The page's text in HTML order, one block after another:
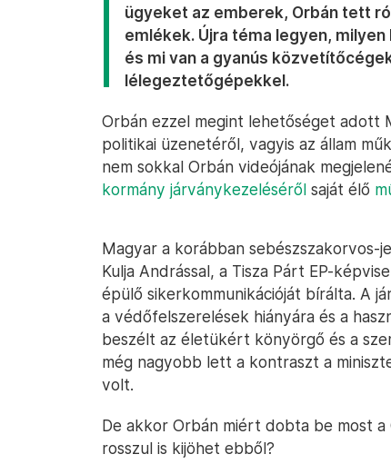
ügyeket az emberek, Orbán tett
emlékek. Újra téma legyen,
és mi van a gyanús
lélegeztetőgépekkel.
Orbán ezzel megint lehetőséget adott
politikai üzenetéről, vagyis az állam
nem sokkal Orbán videójának
kormány járványkezeléséről saját élő
Magyar a korábban
Kulja Andrással, a Tisza Párt EP-
épülő sikerkommunikációját bírálta. A
a védőfelszerelések hiányára és a
beszélt az életükért könyörgő és a
még nagyobb lett a kontraszt a
volt.
De akkor Orbán miért dobta be most
rosszul is kijöhet ebből?